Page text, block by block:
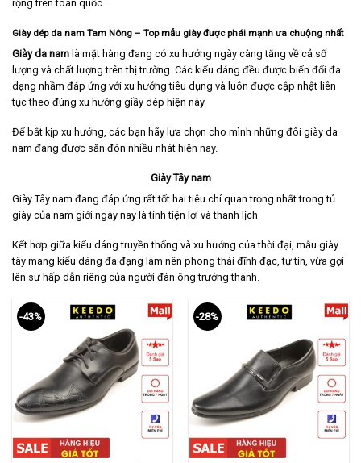
rộng trên toàn quốc.
Giày dép da nam Tam Nông – Top mẫu giày được phái mạnh ưa chuộng nhất
Giày da nam là mặt hàng đang có xu hướng ngày càng tăng về cả số
lượng và chất lượng trên thị trường. Các kiểu dáng đều được biến đổi đa
dạng nhầm đáp ứng với xu hướng tiêu dụng và luôn được cập nhật liên
tục theo đúng xu hướng giầy dép hiện này
Để bắt kịp xu hướng, các bạn hãy lựa chọn cho mình những đôi giày da
nam đang được săn đón nhiều nhát hiện nay.
Giày Tây nam
Giày Tây nam đang đáp ứng rất tốt hai tiêu chí quan trọng nhất trong tủ
giày của nam giới ngày nay là tính tiện lợi và thanh lịch
Kết hơp giữa kiểu dáng truyền thống và xu hướng của thời đại, mẫu giày
tây mang kiểu dáng đa đạng làm nên phong thái đĩnh đạc, tự tin, vừa gợi
lên sự hấp dẫn riêng của người đàn ông trưởng thành.
-43% -28%